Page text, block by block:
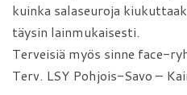
kuinka salaseuroja
täysin lainmukaisesti.
Terveisiä myös sinne face-
Terv. LSY Pohjois-Savo –